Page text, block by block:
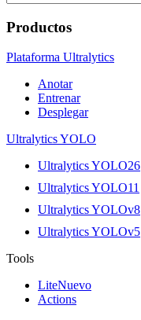
Productos
Plataforma Ultralytics
Anotar
Entrenar
Desplegar
Ultralytics YOLO
Ultralytics YOLO26
Ultralytics YOLO11
Ultralytics YOLOv8
Ultralytics YOLOv5
Tools
LiteNuevo
Actions